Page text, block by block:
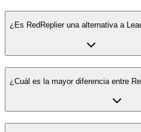
¿Es RedReplier una alternativa a
¿Cuál es la mayor diferencia entre